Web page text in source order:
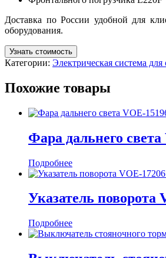
Доставка по России удобной для
оборудования.
Узнать стоимость
Категории: Электрическая система
Похожие товары
Фара дальнего
Подробнее
Указатель поворота
Подробнее